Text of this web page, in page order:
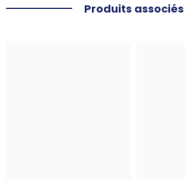
Produits associés